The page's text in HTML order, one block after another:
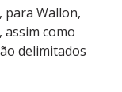
para Wallon,
assim como
delimitados